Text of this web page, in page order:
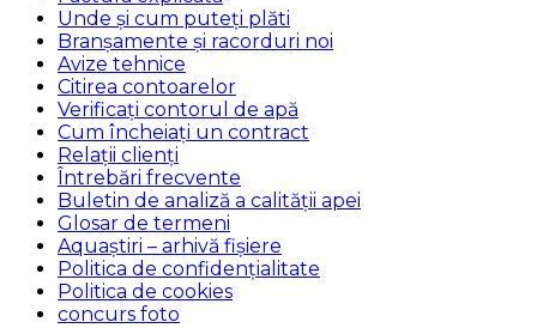
Unde și cum puteţi plăti
Branșamente și racorduri noi
Avize tehnice
Citirea contoarelor
Verificaţi contorul de apă
Cum încheiaţi un contract
Relaţii clienţi
Întrebări frecvente
Buletin de analiză a calităţii apei
Glosar de termeni
Aquaștiri – arhivă fișiere
Politica de confidențialitate
Politica de cookies
concurs foto